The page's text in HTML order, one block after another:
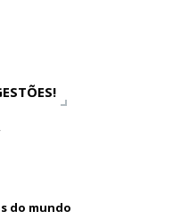
do mundo